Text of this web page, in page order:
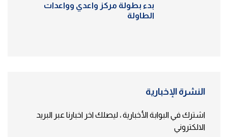
بدء بطولة مركز واعدي وواعدات
الطاولة
النشرة الإخبارية
اشترك في البوابة الأخبارية ، ليصلك اخر اخبارنا عبر البريد
الالكتروني